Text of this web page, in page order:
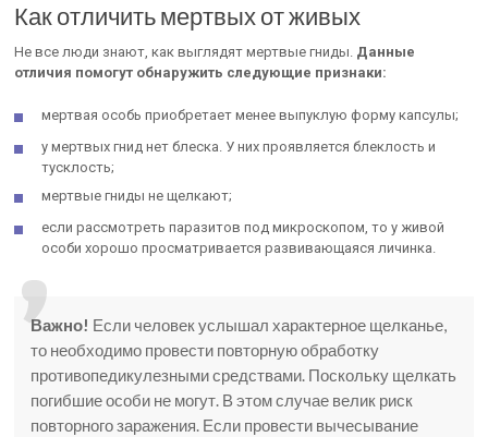
Как отличить мертвых от живых
Не все люди знают, как выглядят мертвые гниды. Данные
отличия помогут обнаружить следующие признаки:
мертвая особь приобретает менее выпуклую форму капсулы;
у мертвых гнид нет блеска. У них проявляется блеклость и
тусклость;
мертвые гниды не щелкают;
если рассмотреть паразитов под микроскопом, то у живой
особи хорошо просматривается развивающаяся личинка.
Важно! Если человек услышал характерное щелканье,
то необходимо провести повторную обработку
противопедикулезными средствами. Поскольку щелкать
погибшие особи не могут. В этом случае велик риск
повторного заражения. Если провести вычесывание